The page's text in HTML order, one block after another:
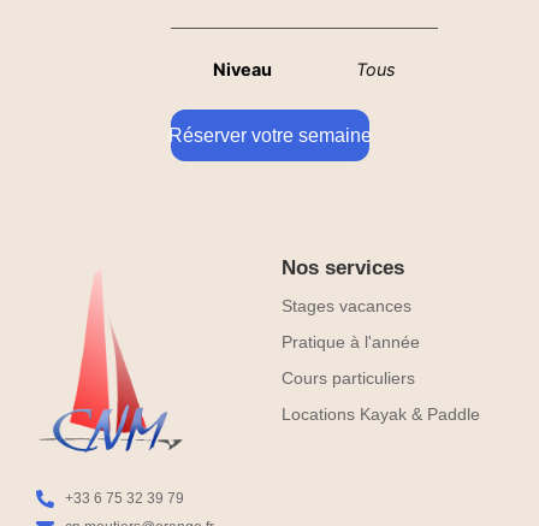
Niveau Tous
Réserver votre semaine
+33 6 75 32 39 79
Nos services
Stages vacances
Pratique à l'année
Cours particuliers
Locations Kayak & Paddle